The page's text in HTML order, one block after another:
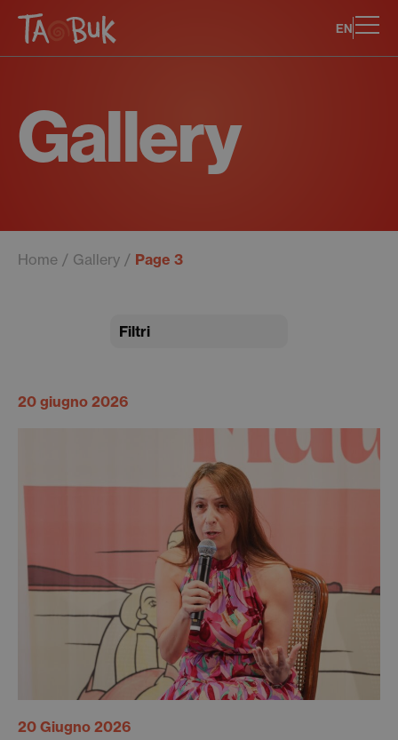
EN
Gallery
Home Gallery Page 3
Filtri
20 giugno 2026
20 Giugno 2026